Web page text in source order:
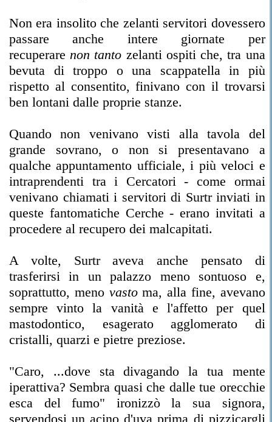
Non era insolito che zelanti servitori dovessero
passare anche intere giornate per
recuperarenon tanto zelanti ospiti che, tra una
bevuta di troppo o una scappatella in più
rispetto al consentito, finivano con il trovarsi
ben lontani dalle proprie stanze.
Quando non venivano visti alla tavola del
grande sovrano, o non si presentavano a
qualche appuntamento ufficiale, i più veloci e
intraprendenti tra i Cercatori - come ormai
venivano chiamati i servitori di Surtr inviati in
queste fantomatiche Cerche - erano invitati a
procedere al recupero dei malcapitati.
A volte, Surtr aveva anche pensato di
trasferirsi in un palazzo meno sontuoso e,
soprattutto, meno vastoma, alla fine, avevano
sempre vinto la vanità e l'affetto per quel
mastodontico, esagerato agglomerato di
cristalli, quarzi e pietre preziose.
"Caro, ...dove sta divagando la tua mente
iperattiva? Sembra quasi che dalle tue orecchie
esca del fumo" ironizzò la sua signora,
servendosi un acino d'uva prima di pizzicargli